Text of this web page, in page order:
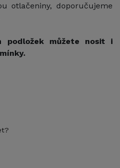
otlačeniny, doporučujeme
podložek můžete nosit i